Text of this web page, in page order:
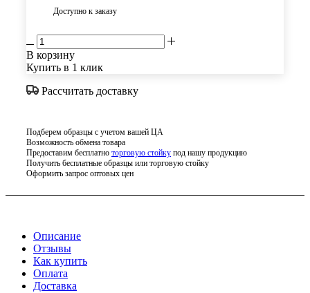
Доступно к заказу
В корзину
Купить в 1 клик
Рассчитать доставку
Подберем образцы с учетом вашей ЦА
Возможность обмена товара
Предоставим бесплатно торговую стойку под нашу продукцию
Получить бесплатные образцы или торговую стойку
Оформить запрос оптовых цен
Описание
Отзывы
Как купить
Оплата
Доставка